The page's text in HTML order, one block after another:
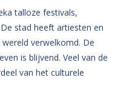
talloze festivals,
stad heeft artiesten en
verwelkomd. De
is blijvend. Veel van de
van het culturele